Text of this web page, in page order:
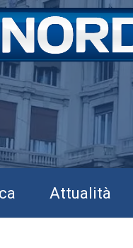
Attualità